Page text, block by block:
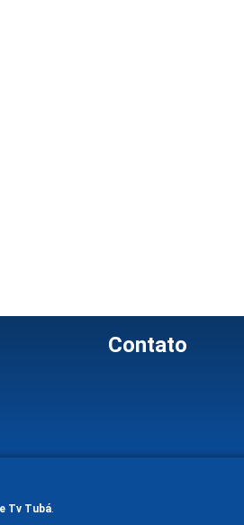
Contato
Tv Tubá.